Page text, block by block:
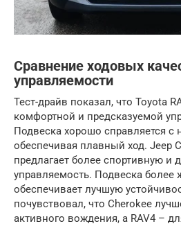
Сравнение ходовых
управляемости
Тест-драйв показал, что Toyota
комфортной и предсказуемой
Подвеска хорошо справляется с
обеспечивая плавный ход. Jeep
предлагает более спортивную и
управляемость. Подвеска более
обеспечивает лучшую
почувствовал, что Cherokee
активного вождения, а RAV4 –